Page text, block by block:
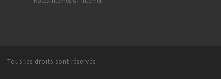
– Tous les droits sont réservés